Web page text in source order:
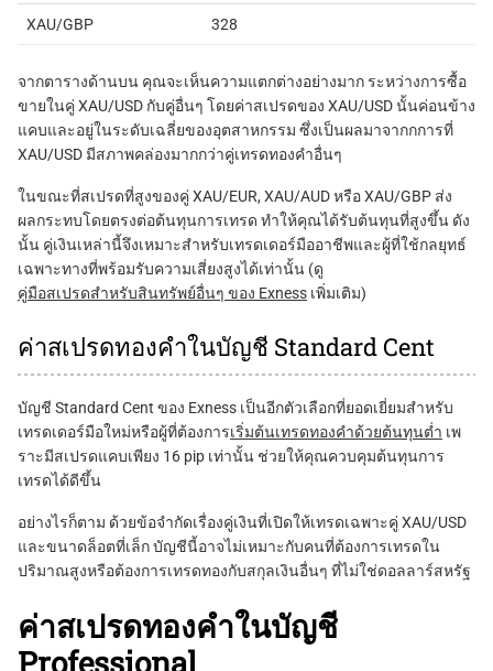
XAU/GBP 328
จากตารางด้านบน คุณจะเห็นความแตกต่างอย่างมาก ระหว่างการซื้อ
ขายในคู่ XAU/USD กับคู่อื่นๆ โดยค่าสเปรดของ XAU/USD นั้นค่อนข้าง
แคบและอยู่ในระดับเฉลี่ยของอุตสาหกรรม ซึ่งเป็นผลมาจากกการที่
XAU/USD มีสภาพคล่องมากกว่าคู่เทรดทองคำอื่นๆ
ในขณะที่สเปรดที่สูงของคู่ XAU/EUR, XAU/AUD หรือ XAU/GBP ส่ง
ผลกระทบโดยตรงต่อต้นทุนการเทรด ทำให้คุณได้รับต้นทุนที่สูงขึ้น ดัง
นั้น คู่เงินเหล่านี้จึงเหมาะสำหรับเทรดเดอร์มืออาชีพและผู้ที่ใช้กลยุทธ์
เฉพาะทางที่พร้อมรับความเสี่ยงสูงได้เท่านั้น (ดู
คู่มือสเปรดสำหรับสินทรัพย์อื่นๆ ของ Exness เพิ่มเติม)
ค่าสเปรดทองคำในบัญชี Standard Cent
บัญชี Standard Cent ของ Exness เป็นอีกตัวเลือกที่ยอดเยี่ยมสำหรับ
เทรดเดอร์มือใหม่หรือผู้ที่ต้องการเริ่มต้นเทรดทองคำด้วยต้นทุนต่ำ เพ
ราะมีสเปรดแคบเพียง 16 pip เท่านั้น ช่วยให้คุณควบคุมต้นทุนการ
เทรดได้ดีขึ้น
อย่างไรก็ตาม ด้วยข้อจำกัดเรื่องคู่เงินที่เปิดให้เทรดเฉพาะคู่ XAU/USD
และขนาดล็อตที่เล็ก บัญชีนี้อาจไม่เหมาะกับคนที่ต้องการเทรดใน
ปริมาณสูงหรือต้องการเทรดทองกับสกุลเงินอื่นๆ ที่ไม่ใช่ดอลลาร์สหรัฐ
ค่าสเปรดทองคำในบัญชี
Professional